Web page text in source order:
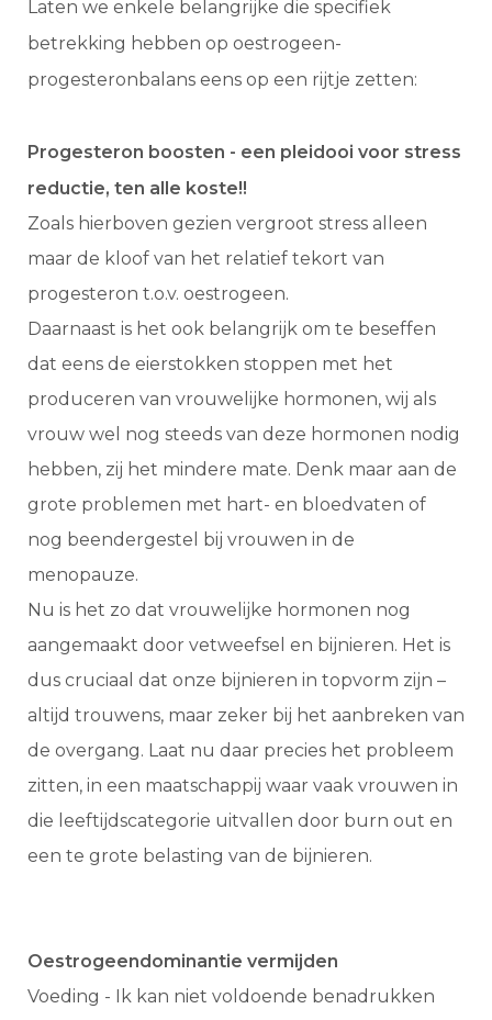
Laten we enkele belangrijke die specifiek
betrekking hebben op oestrogeen-
progesteronbalans eens op een rijtje zetten:
Progesteron boosten - een pleidooi voor stress
reductie, ten alle koste!!
Zoals hierboven gezien vergroot stress alleen
maar de kloof van het relatief tekort van
progesteron t.o.v. oestrogeen.
Daarnaast is het ook belangrijk om te beseffen
dat eens de eierstokken stoppen met het
produceren van vrouwelijke hormonen, wij als
vrouw wel nog steeds van deze hormonen nodig
hebben, zij het mindere mate. Denk maar aan de
grote problemen met hart- en bloedvaten of
nog beendergestel bij vrouwen in de
menopauze.
Nu is het zo dat vrouwelijke hormonen nog
aangemaakt door vetweefsel en bijnieren. Het is
dus cruciaal dat onze bijnieren in topvorm zijn –
altijd trouwens, maar zeker bij het aanbreken van
de overgang. Laat nu daar precies het probleem
zitten, in een maatschappij waar vaak vrouwen in
die leeftijdscategorie uitvallen door burn out en
een te grote belasting van de bijnieren.
Oestrogeendominantie vermijden
Voeding - Ik kan niet voldoende benadrukken